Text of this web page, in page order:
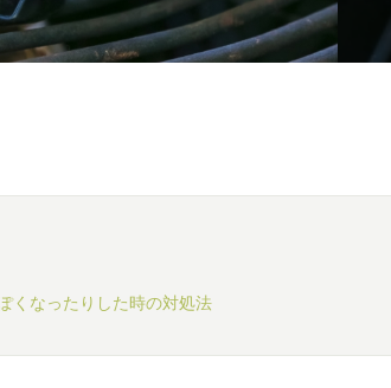
くなったりした時の対処法